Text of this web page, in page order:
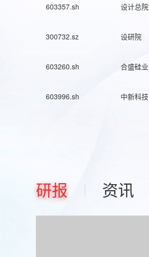
603357.sh 设计总院
300732.sz 设研院
603260.sh 合盛硅业
603996.sh 中新科技
研报 资讯